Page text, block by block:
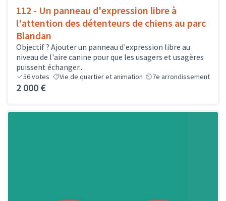
112 - Un panneau d'expression libre à
l'attention des détenteurs de chiens au parc
Blandan
Objectif ? Ajouter un panneau d'expression libre au
niveau de l'aire canine pour que les usagers et usagères
puissent échanger...
56votes Vie de quartier et animation 7e arrondissement
2 000 €